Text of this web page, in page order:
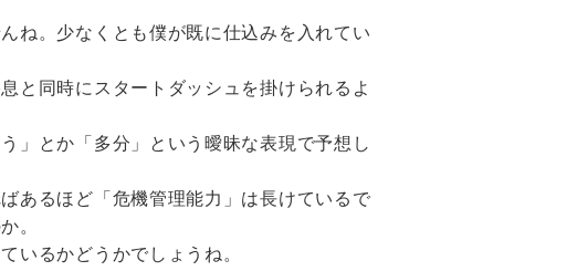
ね。少なくとも僕が既に仕込みを入れてい
と同時にスタートダッシュを掛けられるよ
」とか「多分」という曖昧な表現で予想し
あるほど「危機管理能力」は長けているで
。
いるかどうかでしょうね。